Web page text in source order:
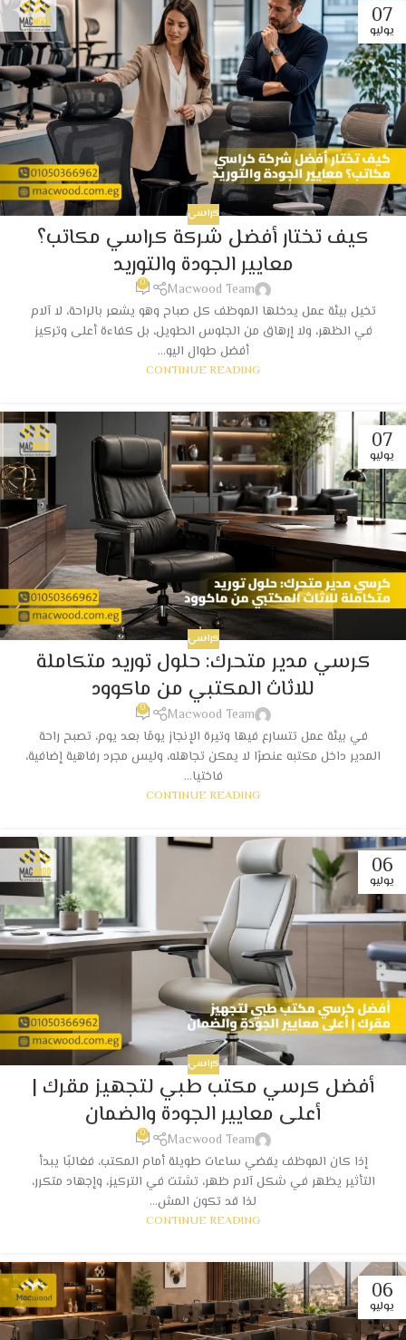
07
يوليو
كراسي
كيف تختار أفضل شركة كراسي مكاتب؟
معايير الجودة والتوريد
Macwood Team
0
تخيل بيئة عمل يدخلها الموظف كل صباح وهو يشعر بالراحة، لا آلام
في الظهر، ولا إرهاق من الجلوس الطويل، بل كفاءة أعلى وتركيز
أفضل طوال اليو...
CONTINUE READING
07
يوليو
كراسي
كرسي مدير متحرك: حلول توريد متكاملة
للاثاث المكتبي من ماكوود
Macwood Team
0
في بيئة عمل تتسارع فيها وتيرة الإنجاز يومًا بعد يوم، تصبح راحة
المدير داخل مكتبه عنصرًا لا يمكن تجاهله، وليس مجرد رفاهية إضافية،
فاختيا...
CONTINUE READING
06
يوليو
كراسي
أفضل كرسي مكتب طبي لتجهيز مقرك |
أعلى معايير الجودة والضمان
Macwood Team
0
إذا كان الموظف يقضي ساعات طويلة أمام المكتب، فغالبًا يبدأ
التأثير يظهر في شكل آلام ظهر، تشتت في التركيز، وإجهاد متكرر،
لذا قد تكون المش...
CONTINUE READING
06
يوليو